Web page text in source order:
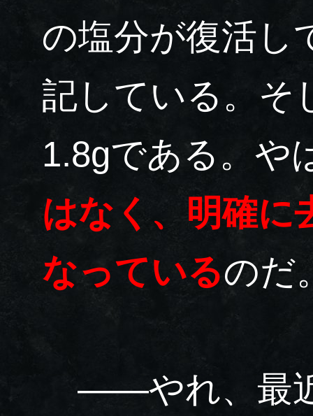
の塩分が復活し
記している。そ
1.8gである。や
はなく、明確に
なっているのだ
――やれ、最